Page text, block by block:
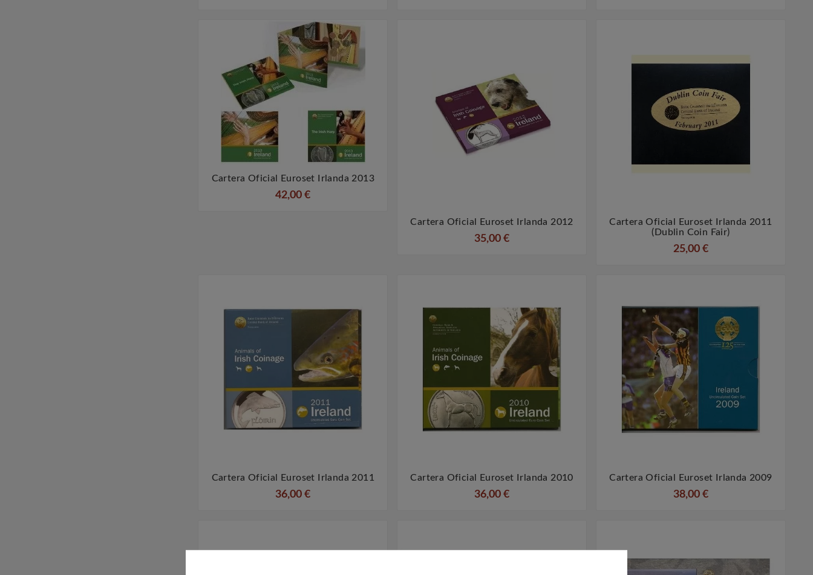
Cartera Oficial Euroset Irlanda 2013
42,00 €
 
Cartera Oficial Euroset Irlanda 2012
35,00 €
 
Cartera Oficial Euroset Irlanda 2011
(Dublin Coin Fair)
25,00 €
Cartera Oficial Euroset Irlanda 2011
36,00 €
Cartera Oficial Euroset Irlanda 2010
36,00 €
Cartera Oficial Euroset Irlanda 2009
38,00 €